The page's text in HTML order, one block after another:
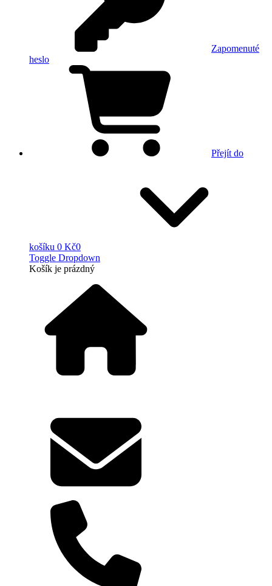
Zapomenuté
heslo
Přejít do
košíku 0 Kč0
Toggle Dropdown
Košík je prázdný